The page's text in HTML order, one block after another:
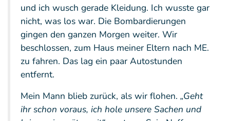
und ich wusch gerade Kleidung. Ich wusste gar
nicht, was los war. Die Bombardierungen
gingen den ganzen Morgen weiter. Wir
beschlossen, zum Haus meiner Eltern nach ME.
zu fahren. Das lag ein paar Autostunden
entfernt.
Mein Mann blieb zurück, als wir flohen. „Geht
ihr schon voraus, ich hole unsere Sachen und